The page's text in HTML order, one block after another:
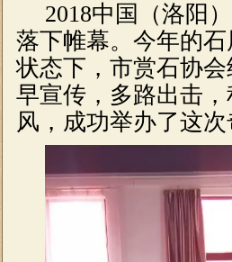
[关注]“新疆赏石四联展 谱写丝路新画
首届中国（蚌埠）赏石•文化博览会
2018中国（洛阳
落下帷幕。今年的
状态下，市赏石协
早宣传，多路出击
风，成功举办了这